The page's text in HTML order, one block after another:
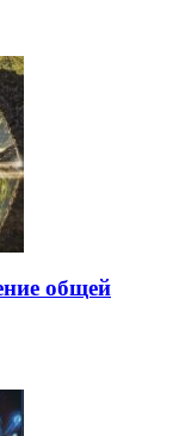
общей